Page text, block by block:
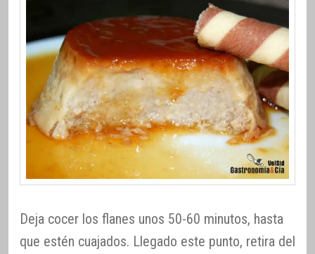
Deja cocer los flanes unos 50-60 minutos, hasta
que estén cuajados. Llegado este punto, retira del